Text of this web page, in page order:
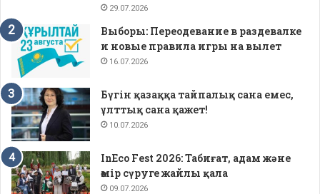
29.07.2026
Выборы: Переодевание в раздевалке
и новые правила игры на вылет
16.07.2026
Бүгін қазаққа тайпалық сана емес,
ұлттық сана қажет!
10.07.2026
InEco Fest 2026: Табиғат, адам және
өмір сүруге жайлы қала
09.07.2026